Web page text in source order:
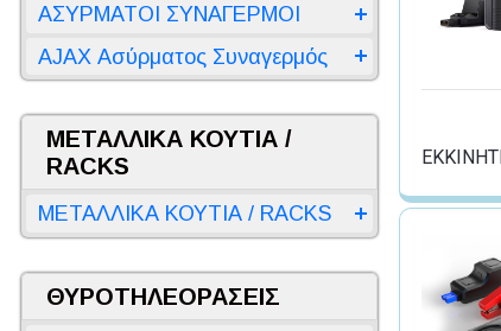
ΑΣΥΡΜΑΤΟΙ ΣΥΝΑΓΕΡΜΟΙ
AJAX Ασύρματος Συναγερμός
ΜΕΤΑΛΛΙΚΑ ΚΟΥΤΙΑ /
RACKS
ΜΕΤΑΛΛΙΚΑ ΚΟΥΤΙΑ / RACKS
ΘΥΡΟΤΗΛΕΟΡΑΣΕΙΣ